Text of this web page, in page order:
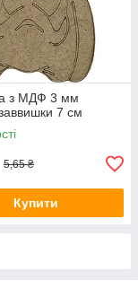
з МДФ 3 мм
7 см
5,65 ₴
Купити